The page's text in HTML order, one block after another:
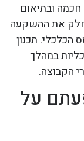
ובתיאום
את ההשקעה
תכנון
במהלך
הקבוצה.
על